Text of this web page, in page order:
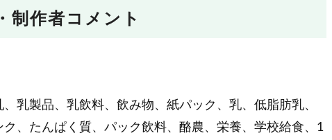
制作者コメント
乳製品、乳飲料、飲み物、紙パック、乳、低脂肪乳、
、たんぱく質、パック飲料、酪農、栄養、学校給食、1